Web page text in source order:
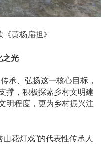
黄杨扁担》
之光
承、弘扬这一核心目标，
撑，积极探索乡村文明建
明程度，更为乡村振兴注
山花灯戏”的代表性传承人